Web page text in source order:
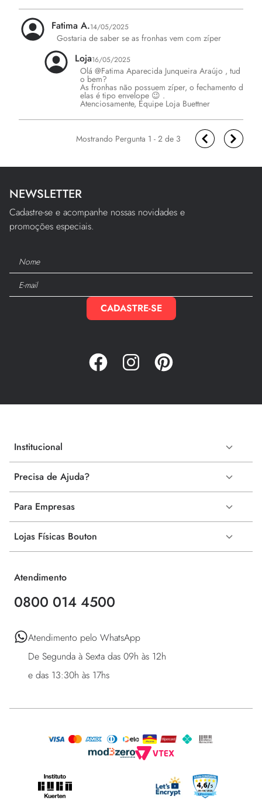
Fatima A.14/05/2025
Gostaria de saber se as fronhas vem com zíper
Loja16/05/2025
Olá @Fatima Aparecida Junqueira Araújo , tud
o bem?
As fronhas não possuem zíper, o fechamento d
elas é tipo envelope 😉 .
Atenciosamente, Equipe Loja Buettner
1 - 2de 3
NEWSLETTER
Cadastre-se e acompanhe nossas novidades e
promoções especiais.
CADASTRE-SE
Institucional
Precisa de Ajuda?
Para Empresas
Lojas Físicas Bouton
Atendimento
0800 014 4500
Atendimento pelo WhatsApp
De Segunda à Sexta das 09h às 12h
e das 13:30h às 17hs